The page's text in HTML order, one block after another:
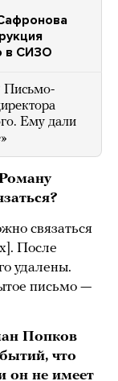
в СИЗО
Письмо-
Ему дали
связаться
После
удалены.
письмо —
Попков
что
он не имеет